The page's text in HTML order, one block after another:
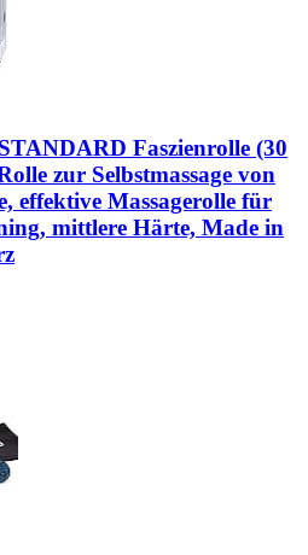
Faszienrolle (30
zur Selbstmassage von
effektive Massagerolle für
mittlere Härte, Made in